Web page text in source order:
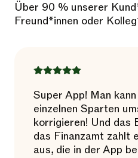
Über 90 % unserer
Freund*innen oder
Super App! Man
einzelnen Sparten
korrigieren! Und das
das Finanzamt zahlt
aus, die in der App